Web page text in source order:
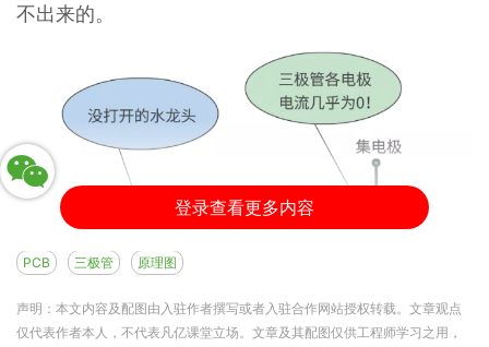
不出来的。
登录查看更多内容
PCB 三极管 原理图
声明：本文内容及配图由入驻作者撰写或者入驻合作网站授权转载。文章观点
仅代表作者本人，不代表凡亿课堂立场。文章及其配图仅供工程师学习之用，